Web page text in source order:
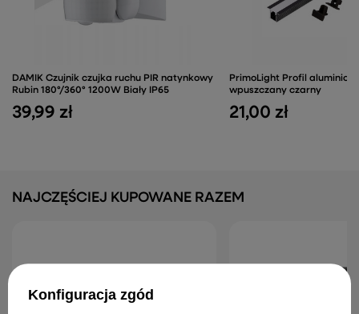
DAMIK Czujnik czujka ruchu PIR natynkowy
Rubin 180°/360° 1200W Biały IP65
39,99 zł
PrimoLight Profil
wpuszczany czarny
21,00 zł
NAJCZĘŚCIEJ KUPOWANE RAZEM
Konfiguracja zgód